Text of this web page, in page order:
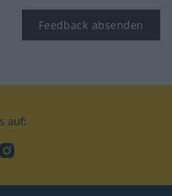
Feedback absenden
auf:
Instagram